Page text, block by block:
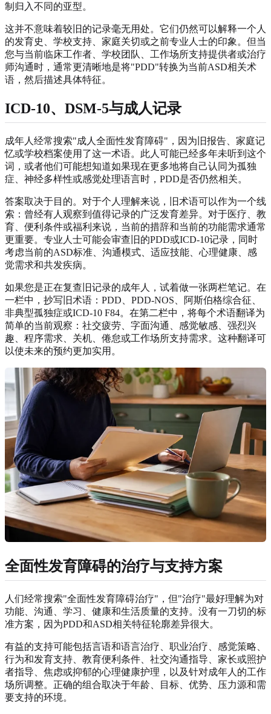
制归入不同的亚型。
这并不意味着较旧的记录毫无用处。它们仍然可以解释一个人
的发育史、学校支持、家庭关切或之前专业人士的印象。但当
您与当前临床工作者、学校团队、工作场所支持提供者或治疗
师沟通时，通常更清晰地是将"PDD"转换为当前ASD相关术
语，然后描述具体特征。
ICD-10、DSM-5与成人记录
成年人经常搜索"成人全面性发育障碍"，因为旧报告、家庭记
忆或学校档案使用了这一术语。此人可能已经多年未听到这个
词，或者他们可能想知道如果现在更多地将自己认同为孤独
症、神经多样性或感觉处理语言时，PDD是否仍然相关。
答案取决于目的。对于个人理解来说，旧术语可以作为一个线
索：曾经有人观察到值得记录的广泛发育差异。对于医疗、教
育、便利条件或福利来说，当前的措辞和当前的功能需求通常
更重要。专业人士可能会审查旧的PDD或ICD-10记录，同时
考虑当前的ASD标准、沟通模式、适应技能、心理健康、感
觉需求和共发疾病。
如果您是正在复查旧记录的成年人，试着做一张两栏笔记。在
一栏中，抄写旧术语：PDD、PDD-NOS、阿斯伯格综合征、
非典型孤独症或ICD-10 F84。在第二栏中，将每个术语翻译为
简单的当前观察：社交疲劳、字面沟通、感觉敏感、强烈兴
趣、程序需求、关机、倦怠或工作场所支持需求。这种翻译可
以使未来的预约更加实用。
全面性发育障碍的治疗与支持方案
人们经常搜索"全面性发育障碍治疗"，但"治疗"最好理解为对
功能、沟通、学习、健康和生活质量的支持。没有一刀切的标
准方案，因为PDD和ASD相关特征轮廓差异很大。
有益的支持可能包括言语和语言治疗、职业治疗、感觉策略、
行为和发育支持、教育便利条件、社交沟通指导、家长或照护
者指导、焦虑或抑郁的心理健康护理，以及针对成年人的工作
场所调整。正确的组合取决于年龄、目标、优势、压力源和需
要支持的环境。